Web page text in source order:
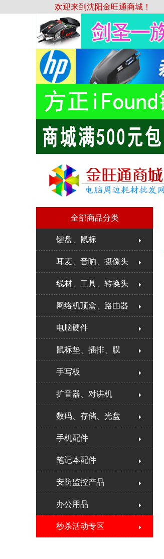
欢迎来到沈阳金旺通商城！
全部商品分类
键盘、鼠标
耳麦、音响、摄像头
线材、工具、转换头
网络机顶盒、路由器
电脑硬件
鼠标垫、插排、膜
手写板
扩音器、对讲机
数码、存储、光盘
手机配件
笔记本配件
安防监控产品
办公用品
秒杀活动专区